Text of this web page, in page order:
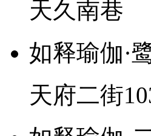
天久南巷
如释瑜伽·
天府二街